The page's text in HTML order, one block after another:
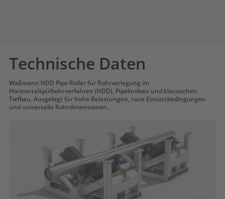
Technische Daten
Waßmann HDD Pipe Roller für Rohrverlegung im
Horizontalspülbohrverfahren (HDD), Pipelinebau und klassischen
Tiefbau. Ausgelegt für hohe Belastungen, raue Einsatzbedingungen
und universelle Rohrdimensionen.